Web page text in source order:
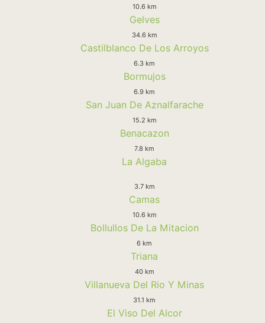
10.6 km
Gelves
34.6 km
Castilblanco De Los Arroyos
6.3 km
Bormujos
6.9 km
San Juan De Aznalfarache
15.2 km
Benacazon
7.8 km
La Algaba
3.7 km
Camas
10.6 km
Bollullos De La Mitacion
6 km
Triana
40 km
Villanueva Del Rio Y Minas
31.1 km
El Viso Del Alcor